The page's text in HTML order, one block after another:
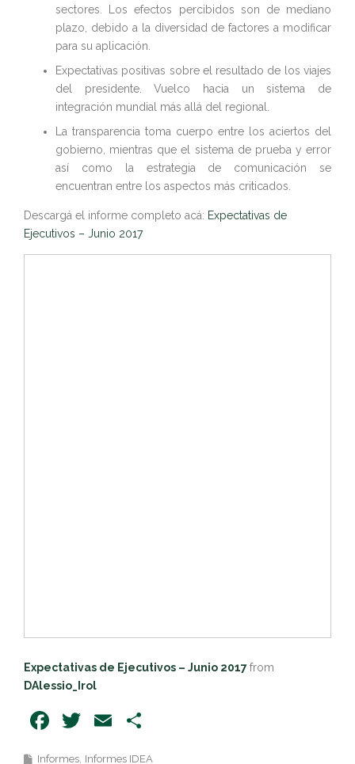
sectores. Los efectos percibidos son de mediano
plazo, debido a la diversidad de factores a modificar
para su aplicación.
Expectativas positivas sobre el resultado de los viajes
del presidente. Vuelco hacia un sistema de
integración mundial más allá del regional.
La transparencia toma cuerpo entre los aciertos del
gobierno, mientras que el sistema de prueba y error
así como la estrategia de comunicación se
encuentran entre los aspectos más criticados.
Descargá el informe completo acá: Expectativas de
Ejecutivos – Junio 2017
Expectativas de Ejecutivos – Junio 2017from
DAlessio_Irol
Facebook
Twitter
Email
Informes Informes IDEA